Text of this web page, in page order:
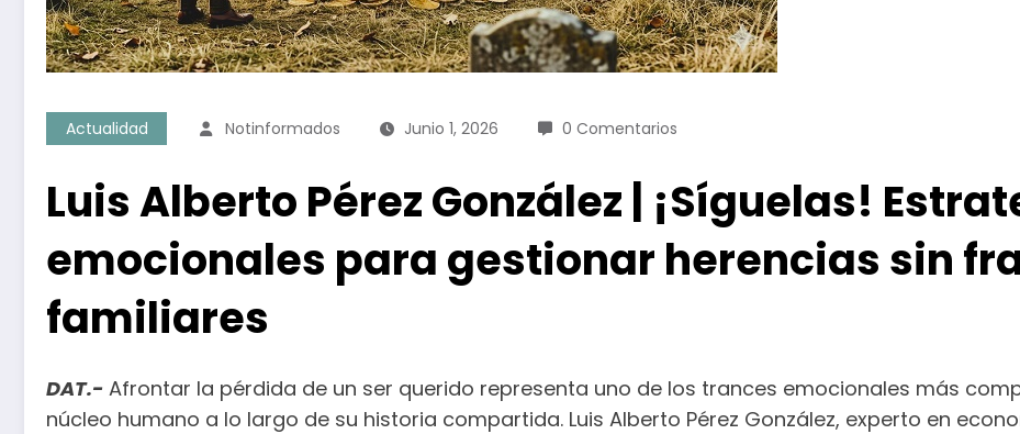
Actualidad Notinformados Junio 1, 2026 0 Comentarios
Luis Alberto Pérez González | ¡Síguelas!
emocionales para gestionar herencias sin
familiares
DAT.- Afrontar la pérdida de un ser querido representa uno de los trances emocionales más
núcleo humano a lo largo de su historia compartida. Luis Alberto Pérez González, experto en